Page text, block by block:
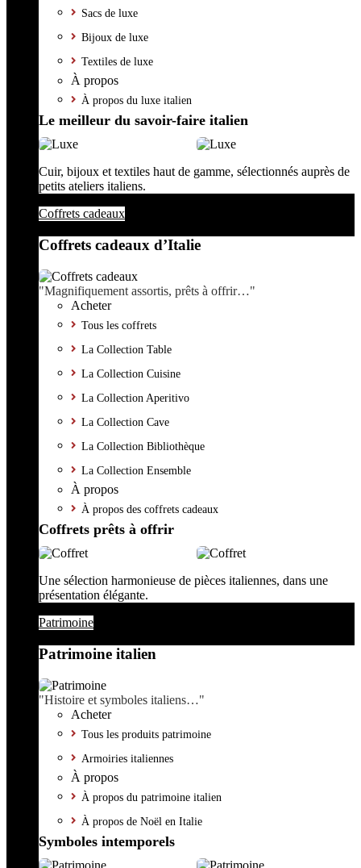
Sacs de luxe
Bijoux de luxe
Textiles de luxe
À propos
À propos du luxe italien
Le meilleur du savoir-faire italien
Cuir, bijoux et textiles haut de gamme, sélectionnés auprès de
petits ateliers italiens.
Coffrets cadeaux
Coffrets cadeaux d’Italie
"Magnifiquement assortis, prêts à offrir…"
Acheter
Tous les coffrets
La Collection Table
La Collection Cuisine
La Collection Aperitivo
La Collection Cave
La Collection Bibliothèque
La Collection Ensemble
À propos
À propos des coffrets cadeaux
Coffrets prêts à offrir
Une sélection harmonieuse de pièces italiennes, dans une
présentation élégante.
Patrimoine
Patrimoine italien
"Histoire et symboles italiens…"
Acheter
Tous les produits patrimoine
Armoiries italiennes
À propos
À propos du patrimoine italien
À propos de Noël en Italie
Symboles intemporels